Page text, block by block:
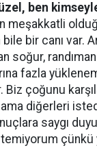
ben
meşakkatli
bile bir canı var.
soğur,
fazla
çoğunu
ama diğerleri
saygı
çünkü